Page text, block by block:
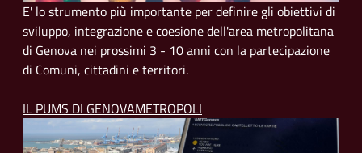
E' lo strumento più importante per definire gli obiettivi di
sviluppo, integrazione e coesione dell'area metropolitana
di Genova nei prossimi 3 - 10 anni con la partecipazione
di Comuni, cittadini e territori.
IL PUMS DI GENOVAMETROPOLI